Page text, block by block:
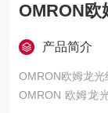
OMRON欧
产品简介
OMRON欧姆龙光
OMRON 欧姆龙